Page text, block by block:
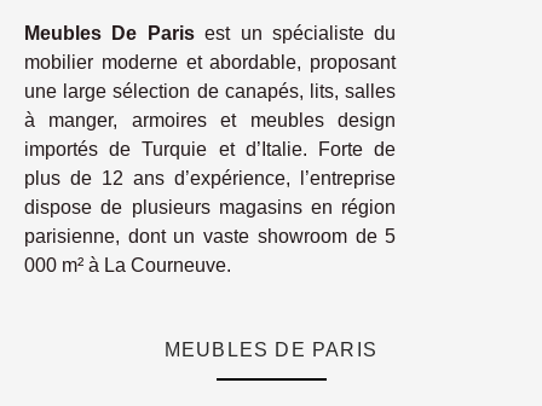
Meubles De Parisest un spécialiste du
mobilier moderne et abordable, proposant
une large sélection de canapés, lits, salles
à manger, armoires et meubles design
importés de Turquie et d’Italie. Forte de
plus de 12 ans d’expérience, l’entreprise
dispose de plusieurs magasins en région
parisienne, dont un vaste showroom de 5
000 m² à La Courneuve.
MEUBLES DE PARIS